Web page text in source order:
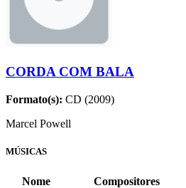
CORDA COM BALA
Formato(s): CD (2009)
Marcel Powell
MÚSICAS
Nome
Compositores